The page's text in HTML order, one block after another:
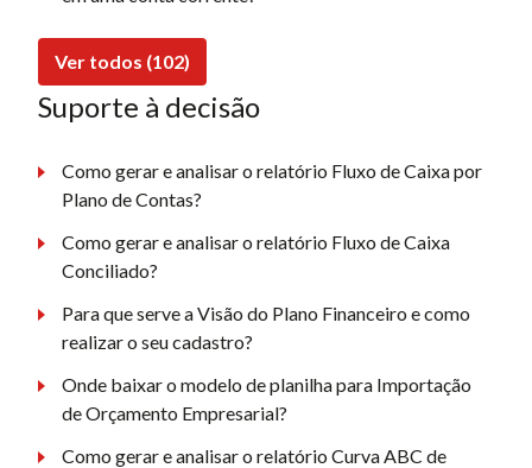
Ver todos (102)
Suporte à decisão
Como gerar e analisar o relatório Fluxo de Caixa por
Plano de Contas?
Como gerar e analisar o relatório Fluxo de Caixa
Conciliado?
Para que serve a Visão do Plano Financeiro e como
realizar o seu cadastro?
Onde baixar o modelo de planilha para Importação
de Orçamento Empresarial?
Como gerar e analisar o relatório Curva ABC de